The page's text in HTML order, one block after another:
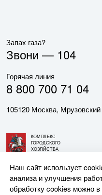
Запах газа?
Звони — 104
Горячая линия
8 800 700 71 04
105120 Москва,
КОМПЛЕКС
ГОРОДСКОГО
ХОЗЯЙСТВА
© АО «МОСГАЗ», 2026. При
Наш сайт использует
анализа и улучшения
обработку cookies можно в